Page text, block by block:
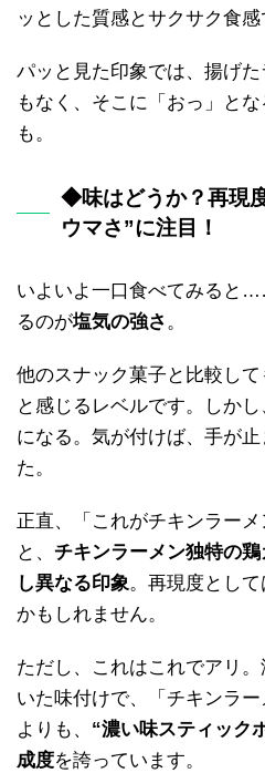
ッとした質感とサクサク食感
パッと見た印象では、揚げ
もなく、そこに「おっ」と
も。
◆味はどうか？再現
ウマさ”に注目！
いよいよ一口食べてみると
るのが塩気の強さ。
他のスナック菓子と比較して
と感じるレベルです。しか
になる。気が付けば、手が
た。
正直、「これがチキンラー
と、 チキンラーメン独特の
し異なる印象。再現度とし
かもしれません。
ただし、これはこれでアリ
いた味付けで、「チキンラ
よりも、 “濃い味スティック
成度を誇っています。